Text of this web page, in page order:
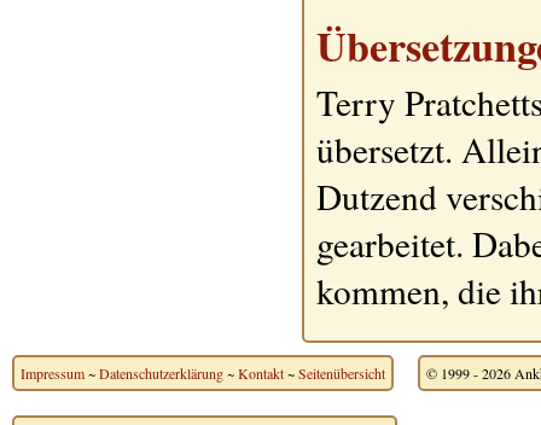
Terry
übersetzt.
Dutzend
gearbeitet.
kommen, die
Impressum~Datenschutzerklärung~Kontakt~Seitenübersicht © 1999 - 2026